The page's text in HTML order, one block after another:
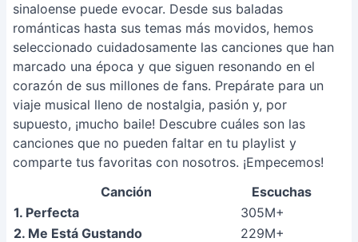
sinaloense puede evocar. Desde sus baladas
románticas hasta sus temas más movidos, hemos
seleccionado cuidadosamente las canciones que han
marcado una época y que siguen resonando en el
corazón de sus millones de fans. Prepárate para un
viaje musical lleno de nostalgia, pasión y, por
supuesto, ¡mucho baile! Descubre cuáles son las
canciones que no pueden faltar en tu playlist y
comparte tus favoritas con nosotros. ¡Empecemos!
Canción
Escuchas
1. Perfecta
305M+
2. Me Está Gustando
229M+